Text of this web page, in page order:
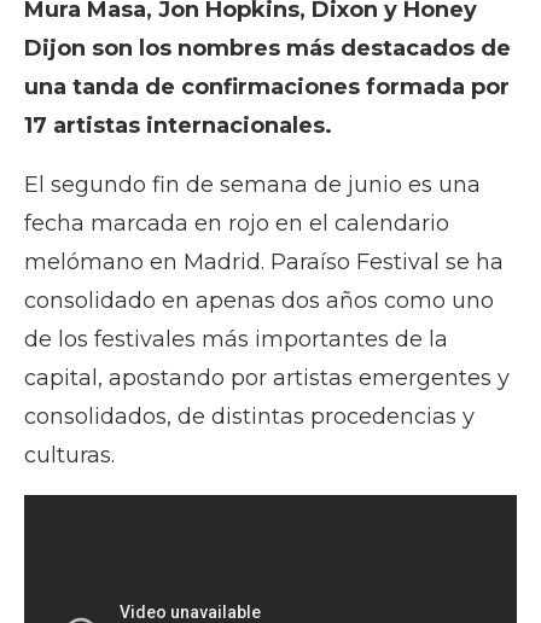
Mura Masa, Jon Hopkins, Dixon y Honey
Dijon son los nombres más destacados de
una tanda de confirmaciones formada por
17 artistas internacionales.
El segundo fin de semana de junio es una
fecha marcada en rojo en el calendario
melómano en Madrid. Paraíso Festival se ha
consolidado en apenas dos años como uno
de los festivales más importantes de la
capital, apostando por artistas emergentes y
consolidados, de distintas procedencias y
culturas.